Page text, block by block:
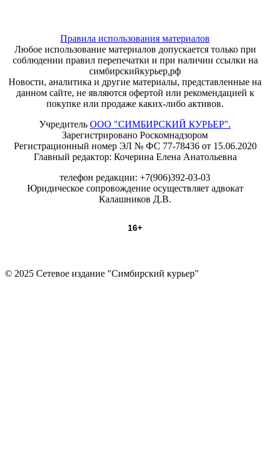
Правила использования материалов
Любое использование материалов допускается только при
соблюдении правил перепечатки и при наличии ссылки на
симбирскийкурьер.рф
Новости, аналитика и другие материалы, представленные на
данном сайте, не являются офертой или рекомендацией к
покупке или продаже каких-либо активов.
Учредитель ООО "СИМБИРСКИЙ КУРЬЕР".
Зарегистрировано Роскомнадзором
Регистрационный номер ЭЛ № ФС 77-78436 от 15.06.2020
Главный редактор: Кочерина Елена Анатольевна
телефон редакции: +7(906)392-03-03
Юридическое сопровождение осуществляет адвокат
Калашников Д.В.
16+
© 2025 Сетевое издание "Симбирский курьер"